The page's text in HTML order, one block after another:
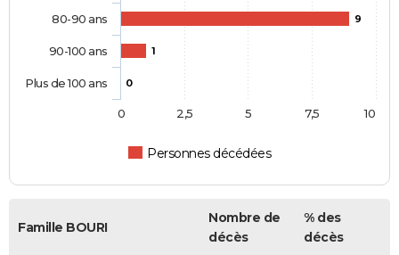
9
1
0
Personnes décédées
80-90 ans
90-100 ans
Plus de 100 ans
0 10
2,5 5 7,5
Famille BOURI
Nombre de
décès
% des
décès